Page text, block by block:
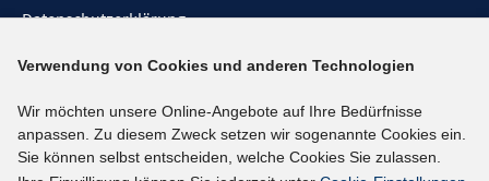
Datenschutzerklärung
Barrieren melden
Social-Media-Kanäle
BlueSky
Verwendung von Cookies und anderen Technologien
Wir möchten unsere Online-Angebote auf Ihre Bedürfnisse
anpassen. Zu diesem Zweck setzen wir sogenannte Cookies ein.
Sie können selbst entscheiden, welche Cookies Sie zulassen.